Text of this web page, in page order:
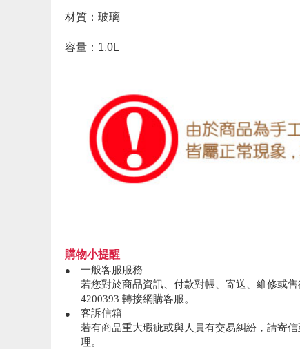
材質：玻璃
容量：1.0L
購物小提醒
●
一般客服服務
若您對於商品資訊、付款對帳、寄送、維修或
4200393 轉接網購客服。
●
客訴信箱
若有商品重大瑕疵或與人員有交易糾紛，請寄信
理。